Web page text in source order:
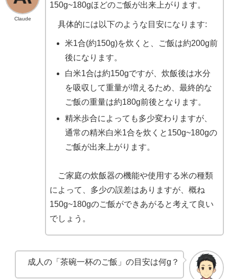
Claude
150g~180gほどのご飯が出来上がります。
具体的には以下のような目安になります:
米1合(約150g)を炊くと、ご飯は約200g前
後になります。
白米1合は約150gですが、炊飯後は水分
を吸収して重量が増えるため、最終的な
ご飯の重量は約180g前後となります。
精米歩合によっても多少変わりますが、
通常の精米白米1合を炊くと150g~180gの
ご飯が出来上がります。
ご家庭の炊飯器の機能や使用する米の種類
によって、多少の誤差はありますが、概ね
150g~180gのご飯ができあがると考えて良い
でしょう。
成人の「茶碗一杯のご飯」の目安は何g？